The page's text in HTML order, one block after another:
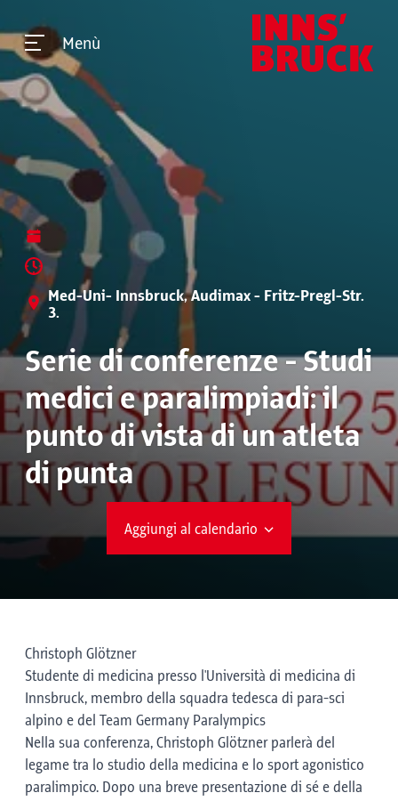
Menù
Med-Uni- Innsbruck, Audimax - Fritz-Pregl-Str.
3.
Serie di conferenze - Studi
medici e paralimpiadi: il
punto di vista di un atleta
di punta
Aggiungi al calendario
Christoph Glötzner
Studente di medicina presso l'Università di medicina di
Innsbruck, membro della squadra tedesca di para-sci
alpino e del Team Germany Paralympics
Nella sua conferenza, Christoph Glötzner parlerà del
legame tra lo studio della medicina e lo sport agonistico
paralimpico. Dopo una breve presentazione di sé e della